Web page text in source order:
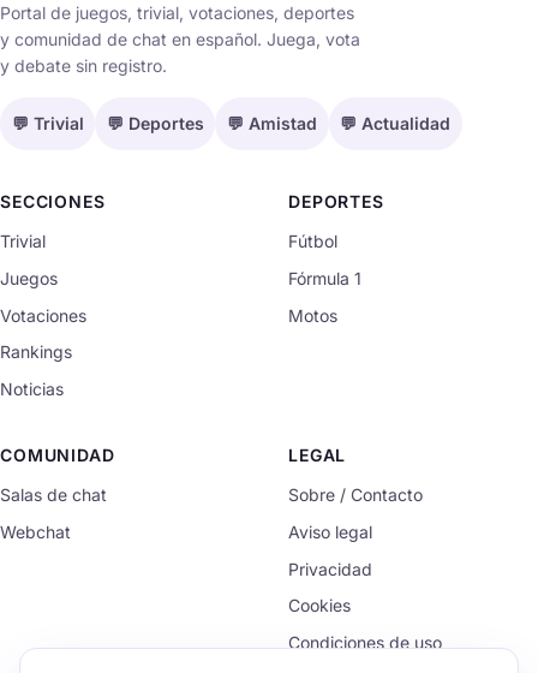
Portal de juegos, trivial, votaciones, deportes
y comunidad de chat en español. Juega, vota
y debate sin registro.
💬 Trivial 💬 Deportes 💬 Amistad 💬 Actualidad
SECCIONES
Trivial
Juegos
Votaciones
Rankings
Noticias
DEPORTES
Fútbol
Fórmula 1
Motos
COMUNIDAD
Salas de chat
Webchat
LEGAL
Sobre / Contacto
Aviso legal
Privacidad
Cookies
Condiciones de uso